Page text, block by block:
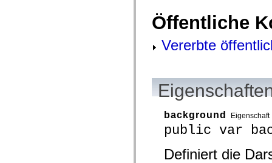
Öffentliche
Vererbte
background Eigenschaft
public var
Definiert die